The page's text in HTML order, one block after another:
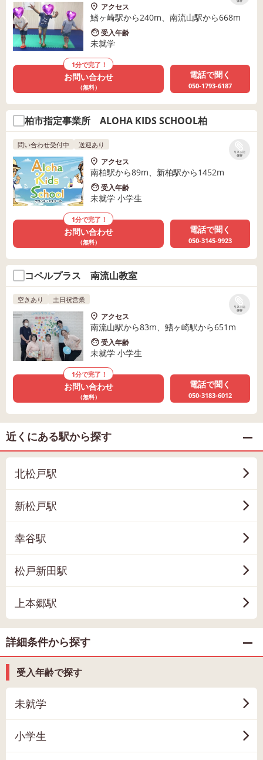
アクセス
鰭ヶ崎駅から240m、南流山駅から668m
受入年齢
未就学
1分で完了！
お問い合わせ
（無料）
電話で聞く
050-1793-6187
柏市指定事業所 ALOHA KIDS SCHOOL柏
リストに
保存
問い合わせ受付中 送迎あり
アクセス
南柏駅から89m、新柏駅から1452m
受入年齢
未就学 小学生
1分で完了！
お問い合わせ
（無料）
電話で聞く
050-3145-9923
コペルプラス 南流山教室
リストに
保存
空きあり 土日祝営業
アクセス
南流山駅から83m、鰭ヶ崎駅から651m
受入年齢
未就学 小学生
1分で完了！
お問い合わせ
（無料）
電話で聞く
050-3183-6012
近くにある駅から探す
北松戸駅
新松戸駅
幸谷駅
松戸新田駅
上本郷駅
詳細条件から探す
受入年齢で探す
未就学
小学生